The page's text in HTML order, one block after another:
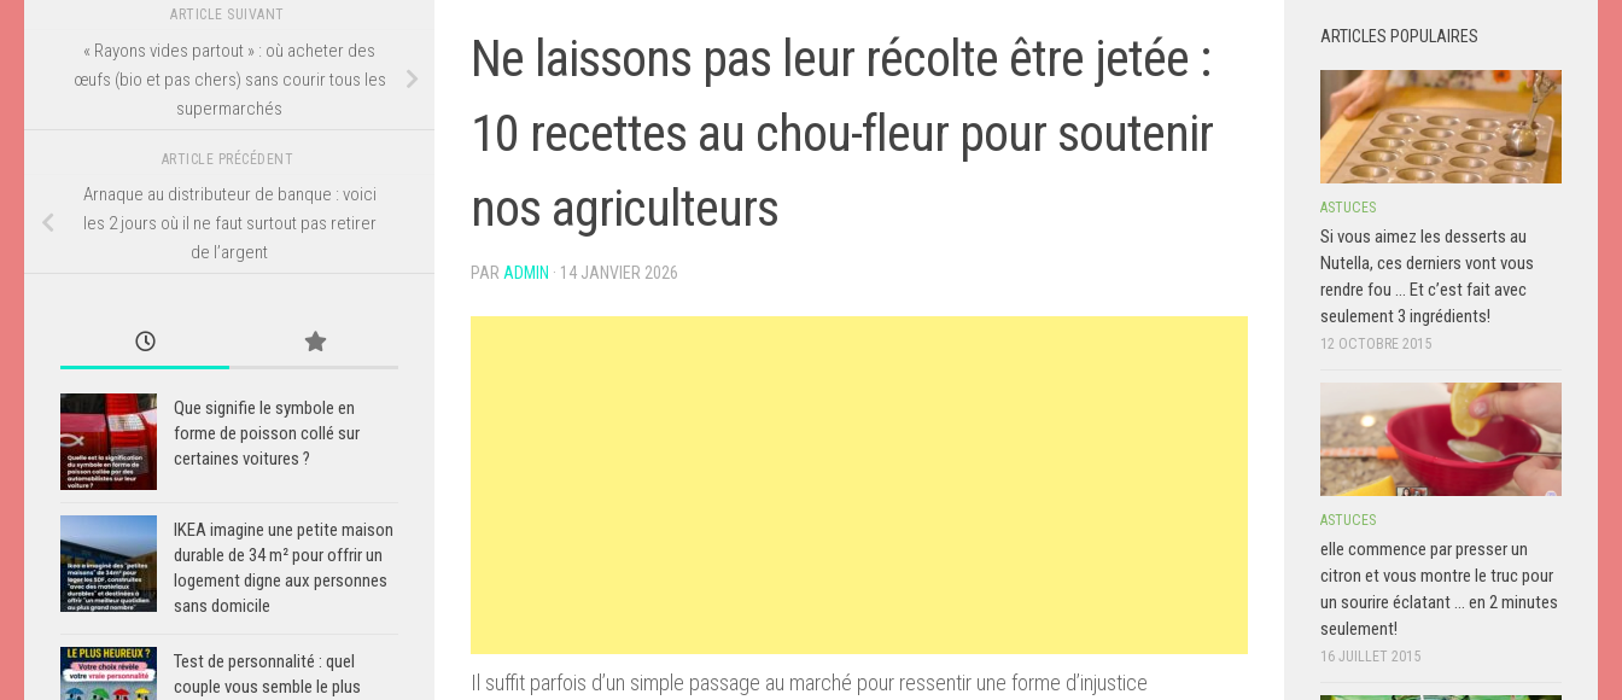
Ne laissons pas leur récolte être jetée :
10 recettes au chou-fleur pour soutenir
nos agriculteurs
PAR ADMIN · 14 JANVIER 2026
Il suffit parfois d’un simple passage au marché pour ressentir une forme d’injustice
ARTICLE SUIVANT
« Rayons vides partout » : où acheter des
œufs (bio et pas chers) sans courir tous les
supermarchés
ARTICLE PRÉCÉDENT
Arnaque au distributeur de banque : voici
les 2 jours où il ne faut surtout pas retirer
de l’argent
Que signifie le symbole en
forme de poisson collé sur
certaines voitures ?
IKEA imagine une petite maison
durable de 34 m² pour offrir un
logement digne aux personnes
sans domicile
Test de personnalité : quel
couple vous semble le plus
ARTICLES POPULAIRES
ASTUCES
Si vous aimez les desserts au
Nutella, ces derniers vont vous
rendre fou … Et c’est fait avec
seulement 3 ingrédients!
12 OCTOBRE 2015
ASTUCES
elle commence par presser un
citron et vous montre le truc pour
un sourire éclatant … en 2 minutes
seulement!
16 JUILLET 2015